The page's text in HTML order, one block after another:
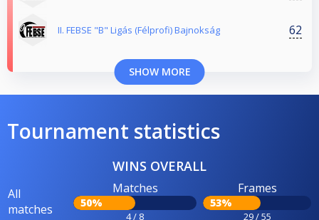
II. FEBSE "B" Ligás (Félprofi) Bajnokság 62
SHOW MORE
Tournament statistics
WINS OVERALL
All
matches
Matches
50%
4 / 8
Frames
53%
29 / 55